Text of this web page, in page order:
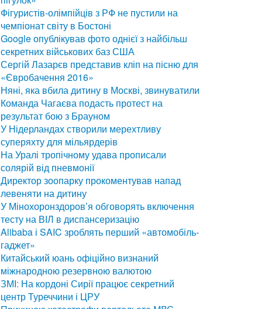
Фігуристів-олімпійців з РФ не пустили на
чемпіонат світу в Бостоні
Google опублікував фото однієї з найбільш
секретних військових баз США
Сергій Лазарєв представив кліп на пісню для
«Євробачення 2016»
Няні, яка вбила дитину в Москві, звинуватили
Команда Чагаєва подасть протест на
результат бою з Брауном
У Нідерландах створили мерехтливу
суперяхту для мільярдерів
На Уралі тропічному удава прописали
солярій від пневмонії
Директор зоопарку прокоментував напад
левеняти на дитину
У Мінохоронздоров’я обговорять включення
тесту на ВІЛ в диспансеризацію
Alibaba і SAIC зроблять перший «автомобіль-
гаджет»
Китайський юань офіційно визнаний
міжнародною резервною валютою
ЗМІ: На кордоні Сирії працює секретний
центр Туреччини і ЦРУ